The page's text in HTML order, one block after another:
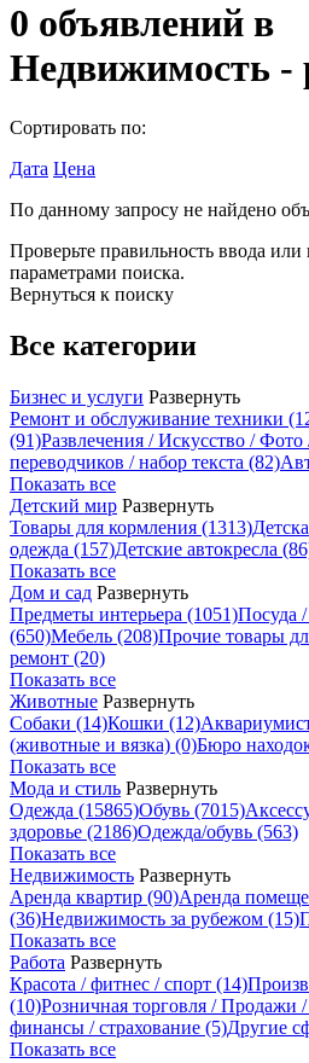
0 объявлений в
Недвижимость -
Сортировать по:
Дата Цена
По данному запросу не найдено
Проверьте правильность ввода или
параметрами поиска.
Вернуться к поиску
Все категории
Бизнес и услуги Развернуть
Ремонт и обслуживание техники
(91)Развлечения / Искусство /
переводчиков / набор текста (82)
Показать все
Детский мир Развернуть
Товары для кормления (1313)
одежда (157)Детские автокресла
Показать все
Дом и сад Развернуть
Предметы интерьера (1051)Посуда /
(650)Мебель (208)Прочие товары
ремонт (20)
Показать все
Животные Развернуть
Собаки (14)Кошки (12)
(животные и вязка) (0)Бюро
Показать все
Мода и стиль Развернуть
Одежда (15865)Обувь (7015)
здоровье (2186)Одежда/обувь (563)
Показать все
Недвижимость Развернуть
Аренда квартир (90)Аренда
(36)Недвижимость за рубежом (15)
Показать все
Работа Развернуть
Красота / фитнес / спорт (14)
(10)Розничная торговля / Продажи
финансы / страхование (5)Другие
Показать все